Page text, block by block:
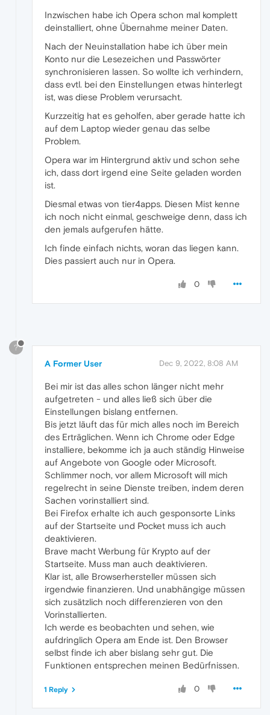
Inzwischen habe ich Opera schon mal komplett
deinstalliert, ohne Übernahme meiner Daten.
Nach der Neuinstallation habe ich über mein
Konto nur die Lesezeichen und Passwörter
synchronisieren lassen. So wollte ich verhindern,
dass evtl. bei den Einstellungen etwas hinterlegt
ist, was diese Problem verursacht.
Kurzzeitig hat es geholfen, aber gerade hatte ich
auf dem Laptop wieder genau das selbe
Problem.
Opera war im Hintergrund aktiv und schon sehe
ich, dass dort irgend eine Seite geladen worden
ist.
Diesmal etwas von tier4apps. Diesen Mist kenne
ich noch nicht einmal, geschweige denn, dass ich
den jemals aufgerufen hätte.
Ich finde einfach nichts, woran das liegen kann.
Dies passiert auch nur in Opera.
0
?
A Former User Dec 9, 2022, 8:08 AM
Bei mir ist das alles schon länger nicht mehr
aufgetreten - und alles ließ sich über die
Einstellungen bislang entfernen.
Bis jetzt läuft das für mich alles noch im Bereich
des Erträglichen. Wenn ich Chrome oder Edge
installiere, bekomme ich ja auch ständig Hinweise
auf Angebote von Google oder Microsoft.
Schlimmer noch, vor allem Microsoft will mich
regelrecht in seine Dienste treiben, indem deren
Sachen vorinstalliert sind.
Bei Firefox erhalte ich auch gesponsorte Links
auf der Startseite und Pocket muss ich auch
deaktivieren.
Brave macht Werbung für Krypto auf der
Startseite. Muss man auch deaktivieren.
Klar ist, alle Browserhersteller müssen sich
irgendwie finanzieren. Und unabhängige müssen
sich zusätzlich noch differenzieren von den
Vorinstallierten.
Ich werde es beobachten und sehen, wie
aufdringlich Opera am Ende ist. Den Browser
selbst finde ich aber bislang sehr gut. Die
Funktionen entsprechen meinen Bedürfnissen.
0
1 Reply